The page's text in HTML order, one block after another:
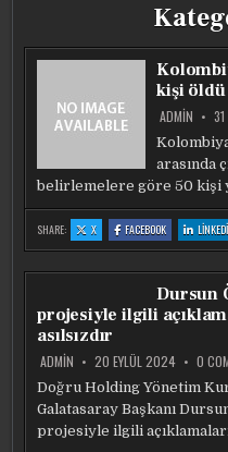
kişi öldü
ADMIN
arasında
belirlemelere göre 50 kişi
SHARE: X:
KOLOMBIYA’DA
SILAHLI
50
FACEBOOK:
KOLOMBIYA’DA
SILAHLI
50
ÖLDÜ
Dursun
projesiyle ilgili
asılsızdır
ADMIN 20 EYLÜL 2024 0
Doğru Holding Yönetim
Galatasaray Başkanı
projesiyle ilgili